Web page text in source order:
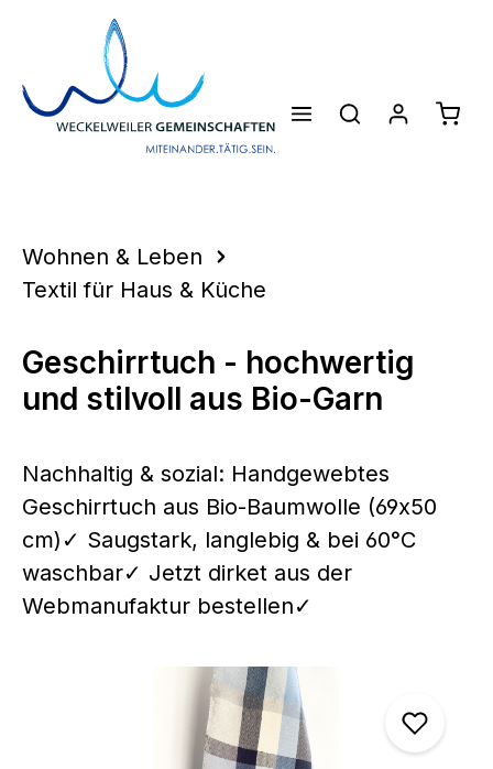
Zum Hauptinhalt springen
Wohnen & Leben
Textil für Haus & Küche
Geschirrtuch - hochwertig
und stilvoll aus Bio-Garn
Nachhaltig & sozial: Handgewebtes
Geschirrtuch aus Bio-Baumwolle (69x50
cm)✓ Saugstark, langlebig & bei 60°C
waschbar✓ Jetzt dirket aus der
Webmanufaktur bestellen✓
Bildergalerie überspringen